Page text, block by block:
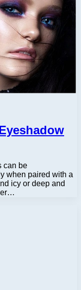
can be
when paired with a
icy or deep and